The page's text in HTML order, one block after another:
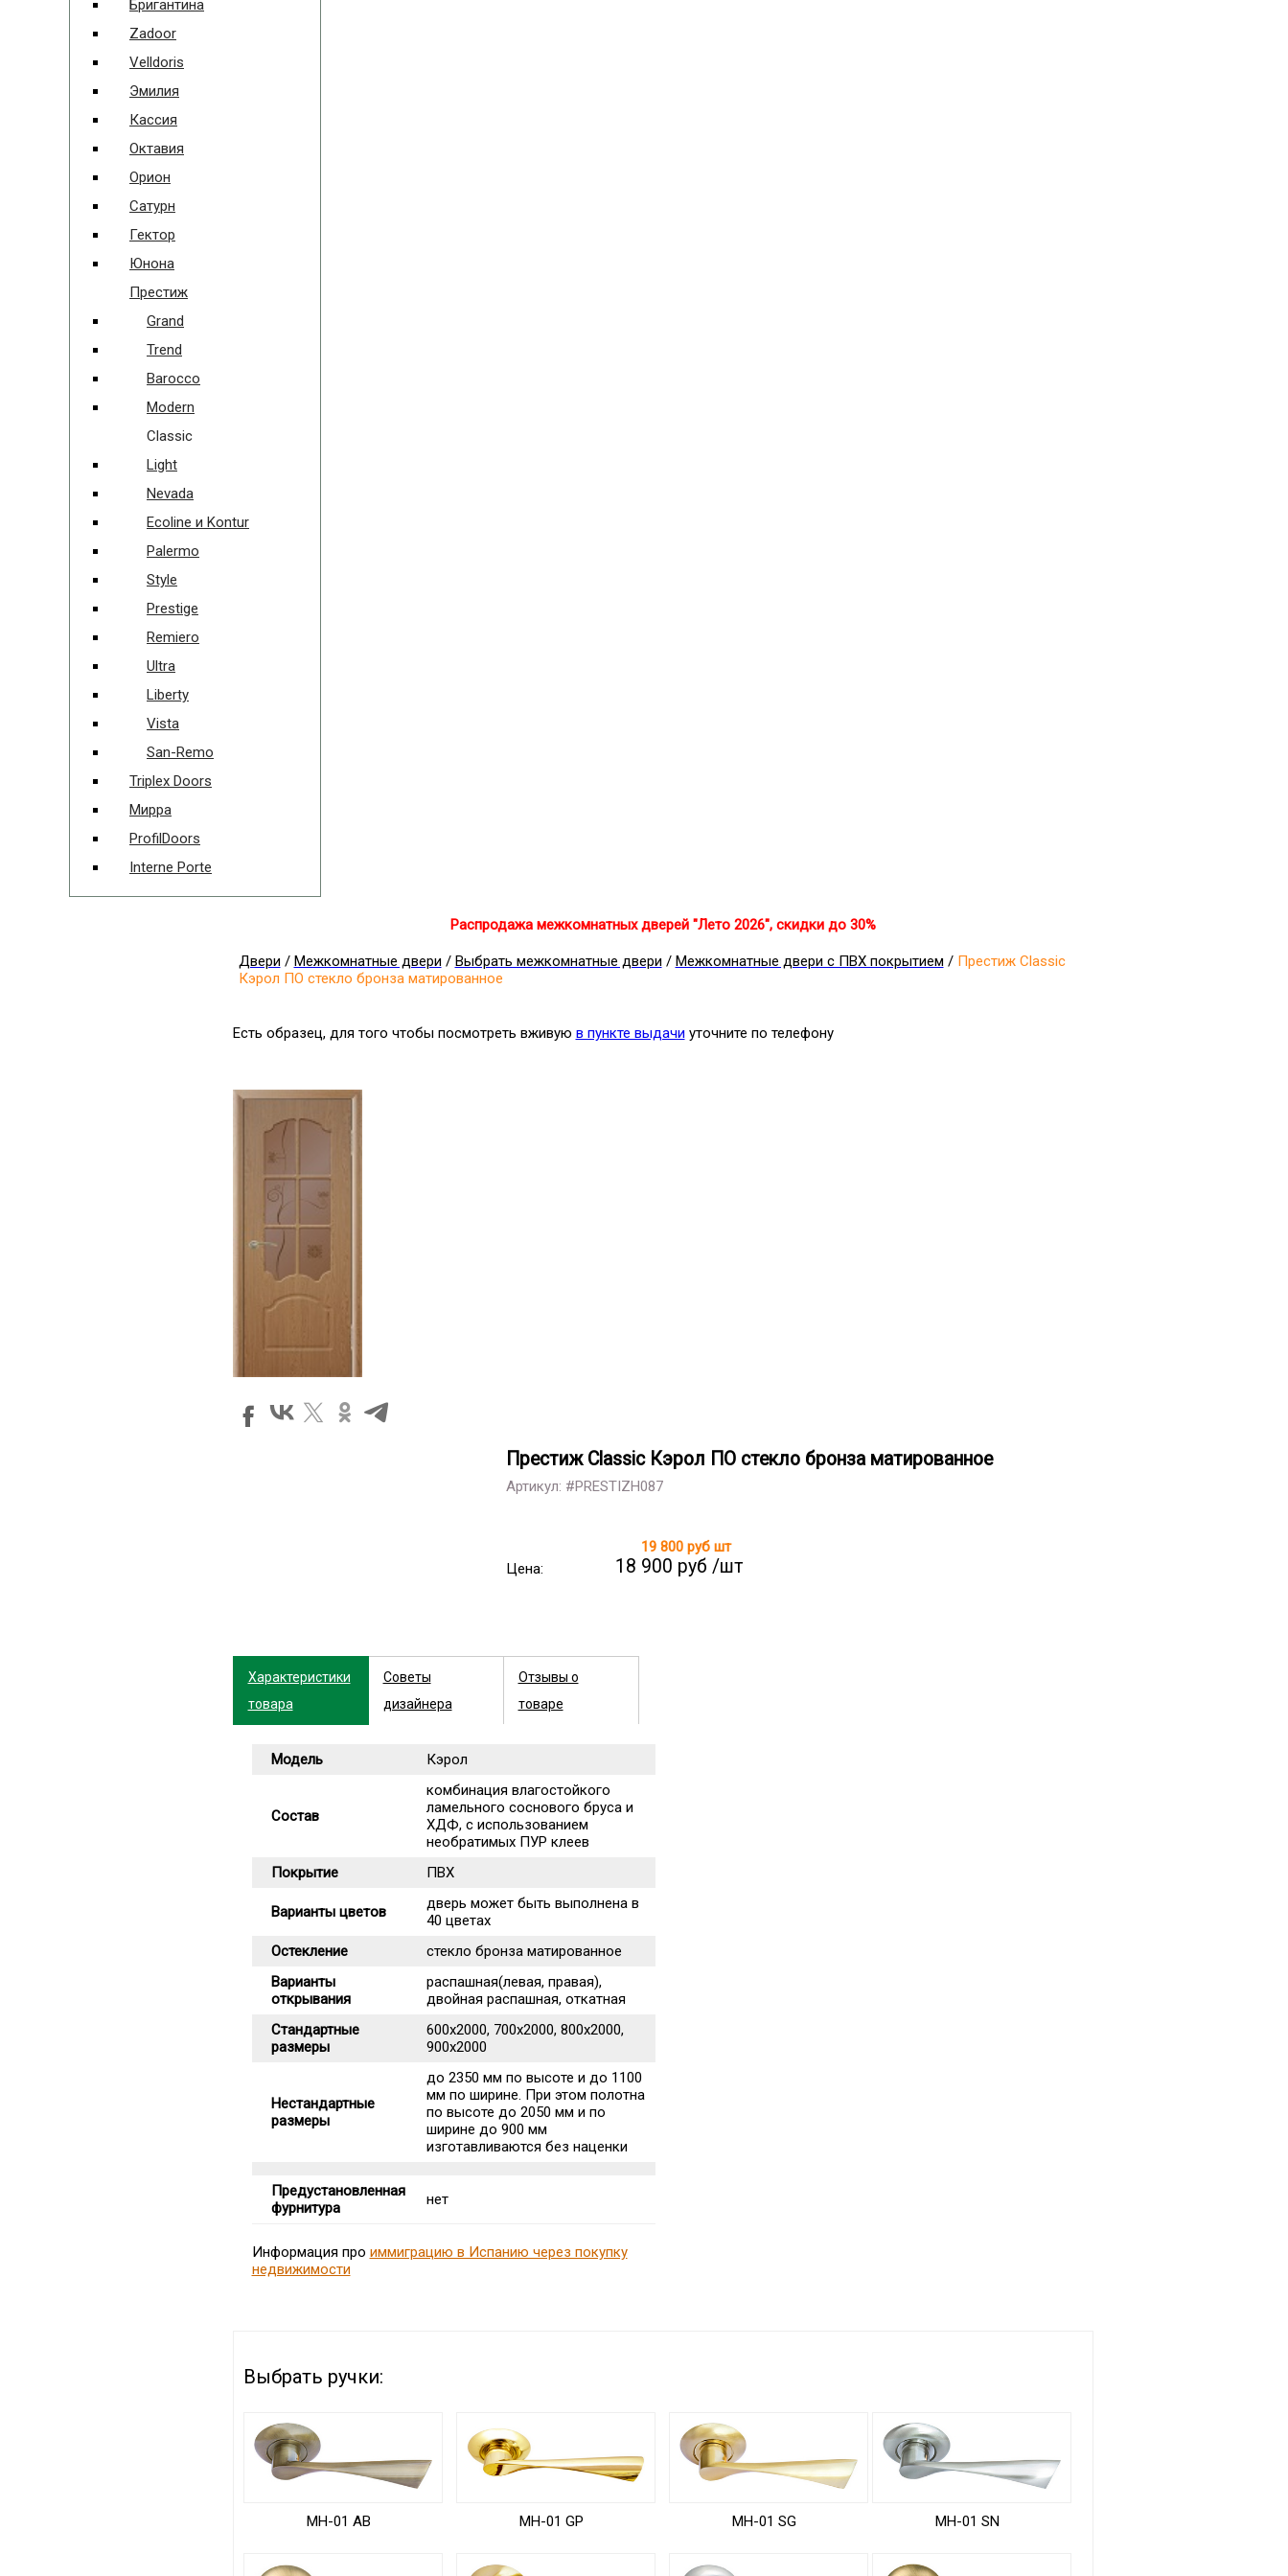
Бригантина
Zadoor
Velldoris
Эмилия
Кассия
Октавия
Орион
Сатурн
Гектор
Юнона
Престиж
Grand
Trend
Barocco
Modern
Classic
Light
Nevada
Ecoline и Kontur
Palermo
Style
Prestige
Remiero
Ultra
Liberty
Vista
San-Remo
Triplex Doors
Мирра
ProfilDoors
Interne Porte
Распродажа межкомнатных дверей "Лето 2026", скидки до 30%
Двери / Межкомнатные двери / Выбрать межкомнатные двери / Межкомнатные двери с ПВХ покрытием / Престиж Classic
Кэрол ПО стекло бронза матированное
Есть образец, для того чтобы посмотреть вживую в пункте выдачи уточните по телефону
Престиж Classic Кэрол ПО стекло бронза матированное
Артикул: #PRESTIZH087
Цена:
19 800 руб шт
18 900 руб /шт
Характеристики
товара
Советы
дизайнера
Отзывы о
товаре
Модель Кэрол
Состав
комбинация влагостойкого
ламельного соснового бруса и
ХДФ, с использованием
необратимых ПУР клеев
Покрытие
ПВХ
Варианты цветов
дверь может быть выполнена в
40 цветах
Остекление
стекло бронза матированное
Варианты
открывания
распашная(левая, правая),
двойная распашная, откатная
Стандартные
размеры
600х2000, 700х2000, 800х2000,
900х2000
Нестандартные
размеры
до 2350 мм по высоте и до 1100
мм по ширине. При этом полотна
по высоте до 2050 мм и по
ширине до 900 мм
изготавливаются без наценки
Предустановленная
фурнитура
нет
Информация про иммиграцию в Испанию через покупку
недвижимости
Выбрать ручки:
MH-01 AB MH-01 GP MH-01 SG MH-01 SN